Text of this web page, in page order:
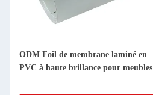
ODM Foil de membrane laminé en
PVC à haute brillance pour meubles